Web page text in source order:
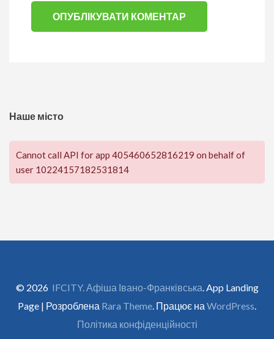
Наше місто
Cannot call API for app 405460652816219 on behalf of
user 10224157182531814
© 2026 IFCITY. Афіша Івано-Франківська . App Landing
Page | Розроблена Rara Theme . Працює на WordPress
Політика конфіденційності